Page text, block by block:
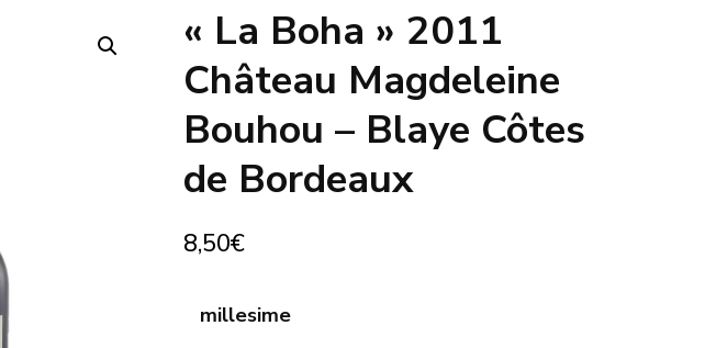
🔍
« La Boha » 2011
Château Magdeleine
Bouhou – Blaye Côtes
de Bordeaux
8,50€
millesime